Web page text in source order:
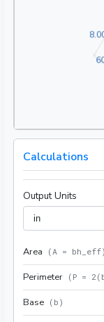
8.0
6
Calculations
Output Units
Area (A = bh_eff)
Perimeter ( P =
Base ( b )